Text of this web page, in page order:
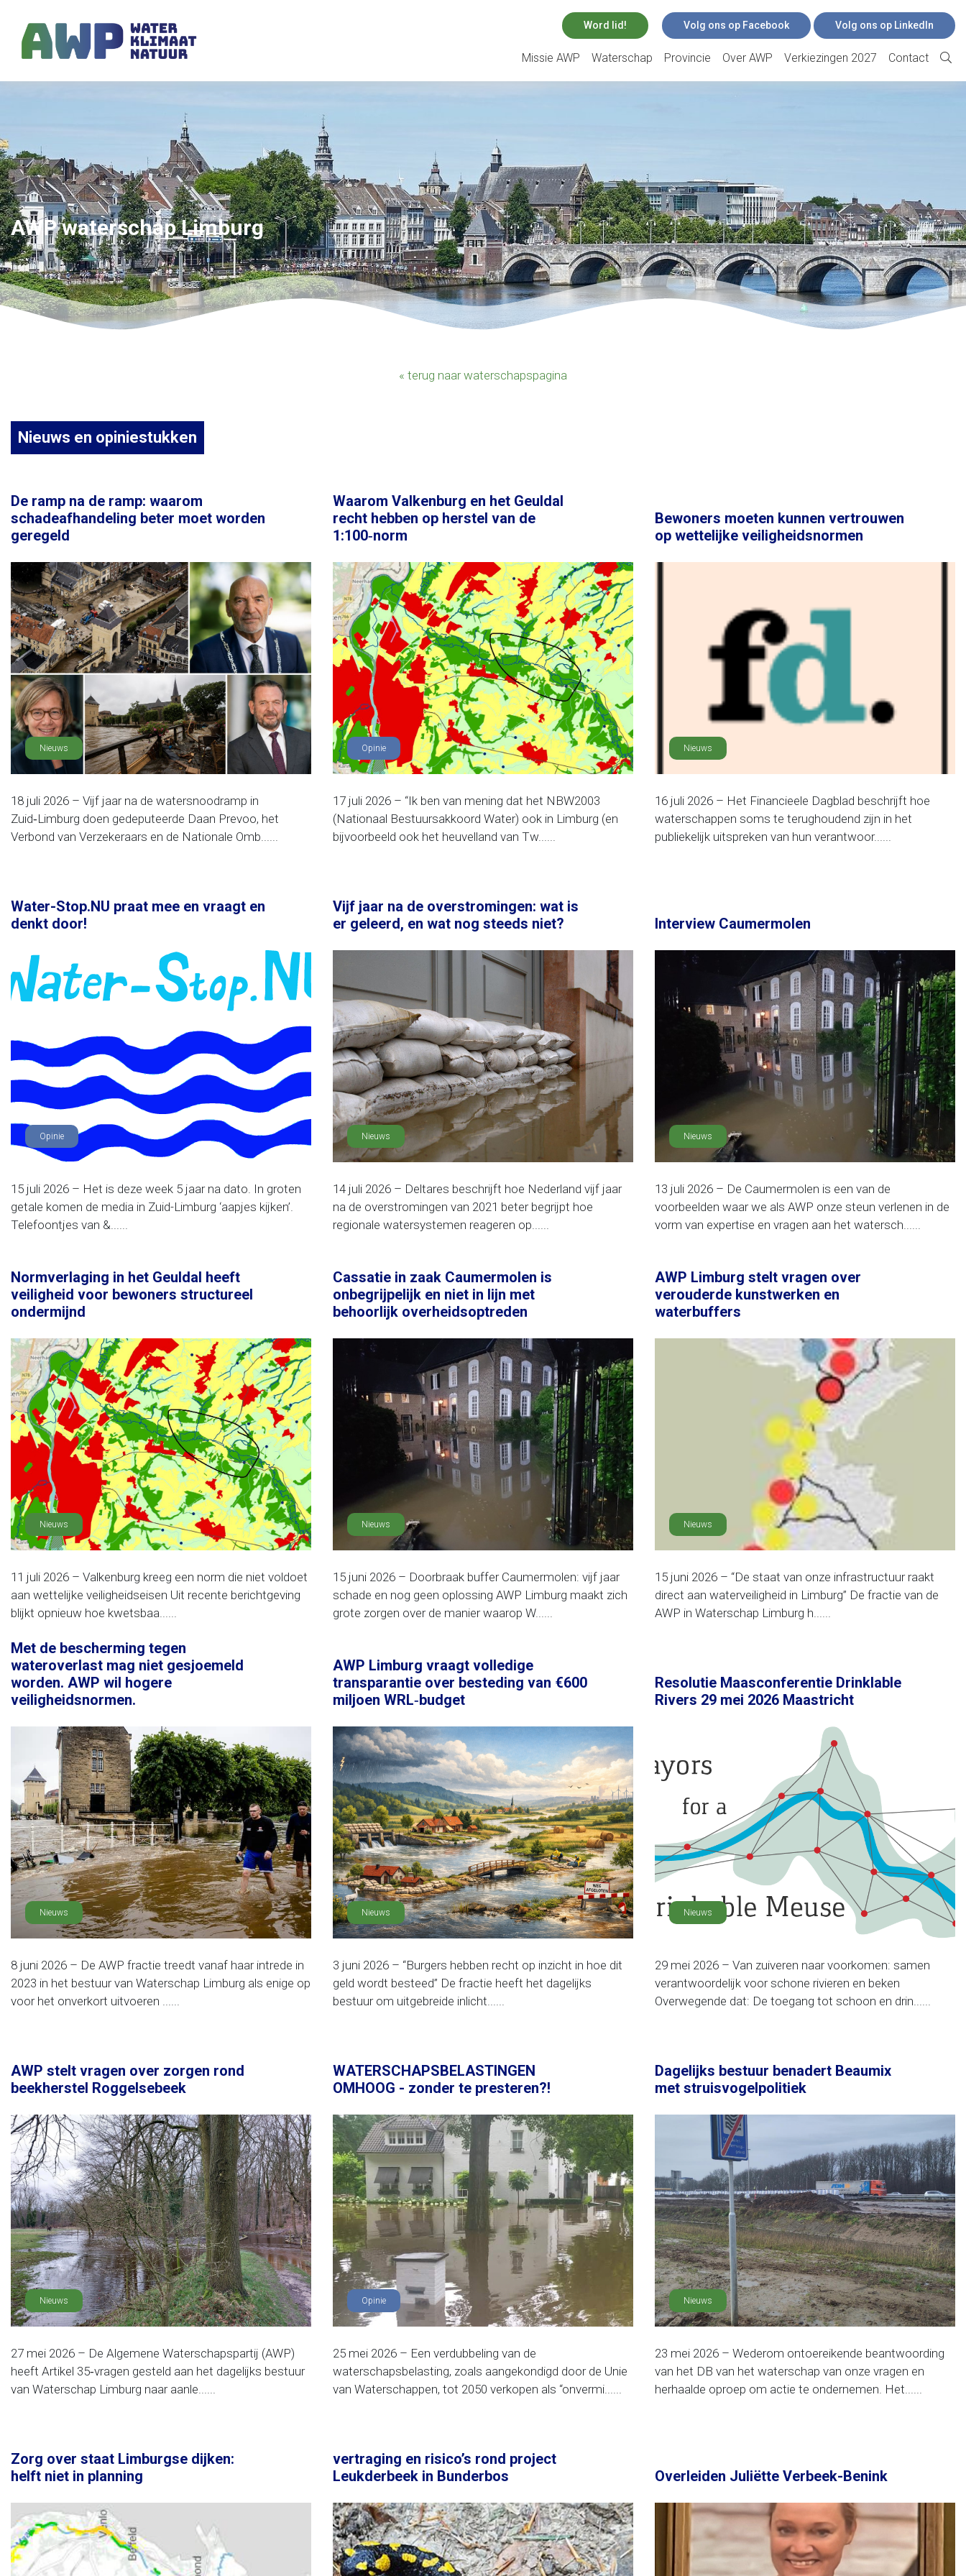
Word lid! Volg ons op Facebook Volg ons op LinkedIn
Missie AWP Waterschap Provincie Over AWP Verkiezingen 2027 Contact
AWP waterschap Limburg
« terug naar waterschapspagina
Nieuws en opiniestukken
De ramp na de ramp: waarom
schadeafhandeling beter moet worden
geregeld
Nieuws
18 juli 2026 – Vijf jaar na de watersnoodramp in
Zuid‑Limburg doen gedeputeerde Daan Prevoo, het
Verbond van Verzekeraars en de Nationale Omb......
Waarom Valkenburg en het Geuldal
recht hebben op herstel van de
1:100‑norm
Opinie
17 juli 2026 – “Ik ben van mening dat het NBW2003
(Nationaal Bestuursakkoord Water) ook in Limburg (en
bijvoorbeeld ook het heuvelland van Tw......
Bewoners moeten kunnen vertrouwen
op wettelijke veiligheidsnormen
Nieuws
16 juli 2026 – Het Financieele Dagblad beschrijft hoe
waterschappen soms te terughoudend zijn in het
publiekelijk uitspreken van hun verantwoor......
Water-Stop.NU praat mee en vraagt en
denkt door!
Opinie
15 juli 2026 – Het is deze week 5 jaar na dato. In groten
getale komen de media in Zuid-Limburg ‘aapjes kijken’.
Telefoontjes van &......
Vijf jaar na de overstromingen: wat is
er geleerd, en wat nog steeds niet?
Nieuws
14 juli 2026 – Deltares beschrijft hoe Nederland vijf jaar
na de overstromingen van 2021 beter begrijpt hoe
regionale watersystemen reageren op......
Interview Caumermolen
Nieuws
13 juli 2026 – De Caumermolen is een van de
voorbeelden waar we als AWP onze steun verlenen in de
vorm van expertise en vragen aan het watersch......
Normverlaging in het Geuldal heeft
veiligheid voor bewoners structureel
ondermijnd
Nieuws
11 juli 2026 – Valkenburg kreeg een norm die niet voldoet
aan wettelijke veiligheidseisen Uit recente berichtgeving
blijkt opnieuw hoe kwetsbaa......
Cassatie in zaak Caumermolen is
onbegrijpelijk en niet in lijn met
behoorlijk overheidsoptreden
Nieuws
15 juni 2026 – Doorbraak buffer Caumermolen: vijf jaar
schade en nog geen oplossing AWP Limburg maakt zich
grote zorgen over de manier waarop W......
AWP Limburg stelt vragen over
verouderde kunstwerken en
waterbuffers
Nieuws
15 juni 2026 – “De staat van onze infrastructuur raakt
direct aan waterveiligheid in Limburg” De fractie van de
AWP in Waterschap Limburg h......
Met de bescherming tegen
wateroverlast mag niet gesjoemeld
worden. AWP wil hogere
veiligheidsnormen.
Nieuws
8 juni 2026 – De AWP fractie treedt vanaf haar intrede in
2023 in het bestuur van Waterschap Limburg als enige op
voor het onverkort uitvoeren ......
AWP Limburg vraagt volledige
transparantie over besteding van €600
miljoen WRL‑budget
Nieuws
3 juni 2026 – “Burgers hebben recht op inzicht in hoe dit
geld wordt besteed” De fractie heeft het dagelijks
bestuur om uitgebreide inlicht......
Resolutie Maasconferentie Drinklable
Rivers 29 mei 2026 Maastricht
Nieuws
29 mei 2026 – Van zuiveren naar voorkomen: samen
verantwoordelijk voor schone rivieren en beken
Overwegende dat: De toegang tot schoon en drin......
AWP stelt vragen over zorgen rond
beekherstel Roggelsebeek
Nieuws
27 mei 2026 – De Algemene Waterschapspartij (AWP)
heeft Artikel 35‑vragen gesteld aan het dagelijks bestuur
van Waterschap Limburg naar aanle......
WATERSCHAPSBELASTINGEN
OMHOOG - zonder te presteren?!
Opinie
25 mei 2026 – Een verdubbeling van de
waterschapsbelasting, zoals aangekondigd door de Unie
van Waterschappen, tot 2050 verkopen als “onvermi......
Dagelijks bestuur benadert Beaumix
met struisvogelpolitiek
Nieuws
23 mei 2026 – Wederom ontoereikende beantwoording
van het DB van het waterschap van onze vragen en
herhaalde oproep om actie te ondernemen. Het......
Zorg over staat Limburgse dijken:
helft niet in planning
vertraging en risico’s rond project
Leukderbeek in Bunderbos
Overleiden Juliëtte Verbeek-Benink